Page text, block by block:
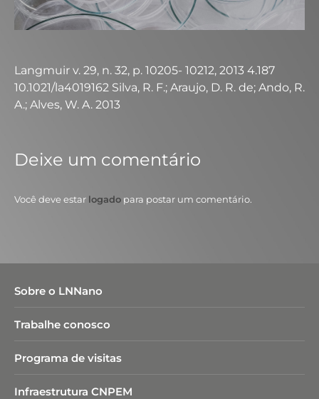
Langmuir v. 29, n. 32, p. 10205- 10212, 2013 4.187
10.1021/la4019162 Silva, R. F.; Araujo, D. R. de; Ando, R.
A.; Alves, W. A. 2013
Deixe um comentário
Você deve estar logado para postar um comentário.
Sobre o LNNano
Trabalhe conosco
Programa de visitas
Infraestrutura CNPEM